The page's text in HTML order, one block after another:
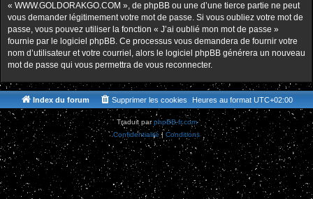
« WWW.GOLDORAKGO.COM », de phpBB ou une d’une tierce partie ne peut
vous demander légitimement votre mot de passe. Si vous oubliez votre mot de
passe, vous pouvez utiliser la fonction « J’ai oublié mon mot de passe »
fournie par le logiciel phpBB. Ce processus vous demandera de fournir votre
nom d’utilisateur et votre courriel, alors le logiciel phpBB générera un nouveau
mot de passe qui vous permettra de vous reconnecter.
Index du forum Heures au format UTC+02:00
Supprimer les cookies
Traduit parphpBB-fr.com
Confidentialité | Conditions